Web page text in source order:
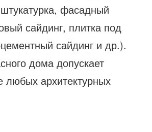
фасадный
сайдинг, плитка под
сайдинг и др.).
дома допускает
любых архитектурных